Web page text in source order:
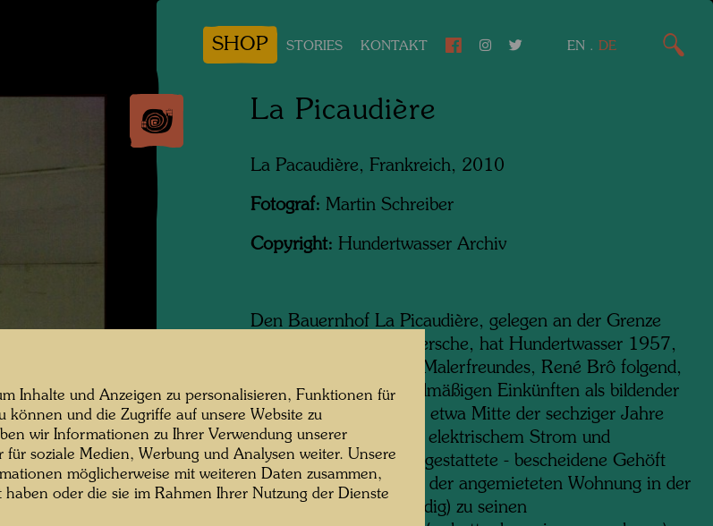
SHOP STORIES KONTAKT EN . DE
La Picaudière
La Pacaudière, Frankreich, 2010
Fotograf: Martin Schreiber
Copyright: Hundertwasser Archiv
Den Bauernhof La Picaudière, gelegen an der Grenze
von Normandie und Persche, hat Hundertwasser 1957,
einem Hinweis seines Malerfreundes, René Brô folgend,
von seinen ersten regelmäßigen Einkünften als bildender
Künstler erworben. Bis etwa Mitte der sechziger Jahre
gehörte das - nicht mit elektrischem Strom und
fließendem Wasser ausgestattete - bescheidene Gehöft
(seit 1962 dann neben der angemieteten Wohnung in der
Casa de Maria in Venedig) zu seinen
Inhalte und Anzeigen zu personalisieren, Funktionen für
können und die Zugriffe auf unsere Website zu
wir Informationen zu Ihrer Verwendung unserer
für soziale Medien, Werbung und Analysen weiter. Unsere
möglicherweise mit weiteren Daten zusammen,
oder die sie im Rahmen Ihrer Nutzung der Dienste